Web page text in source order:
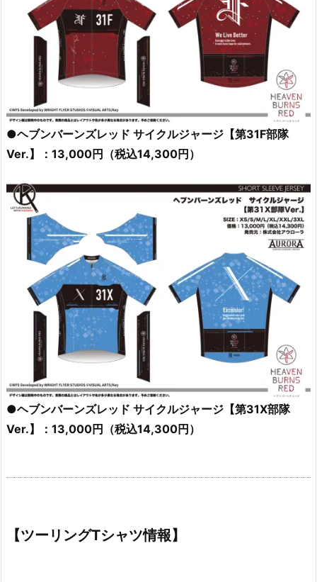
●ヘブンバーンズレッド サイクルジャージ【第31F部隊
Ver.】：13,000円（税込14,300円）
●ヘブンバーンズレッド サイクルジャージ【第31X部隊
Ver.】：13,000円（税込14,300円）
【ツーリングTシャツ情報】